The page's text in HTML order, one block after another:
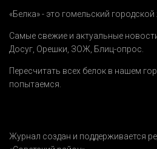
«Белка» - это гомельский городской
Самые свежие и актуальные
Досуг Орешки ЗОЖ Блиц-опрос
Пересчитать всех белок в нашем
попытаемся.
Журнал создан и поддерживается